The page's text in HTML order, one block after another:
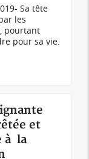
Sa tête
les
pourtant
pour sa vie.
et
à la